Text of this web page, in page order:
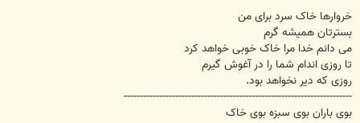
خروارها خاک سرد برای من
بسترتان هميشه گرم
می دانم خدا مرا خاک خوبی خواهد کرد
تا روزی اندام شما را در آغوش گيرم
روزی که دير نخواهد بود.
-----------------------------------------------------------------------
بوی باران بوی سبزه بوی خاک